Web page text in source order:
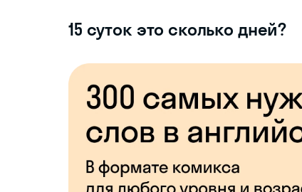
15 суток это сколько дней?